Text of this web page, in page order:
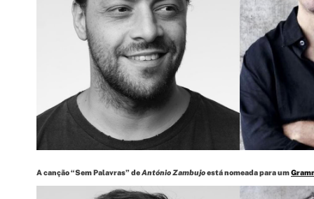
A canção “Sem Palavras” deAntónio Zambujoestá nomeada para um